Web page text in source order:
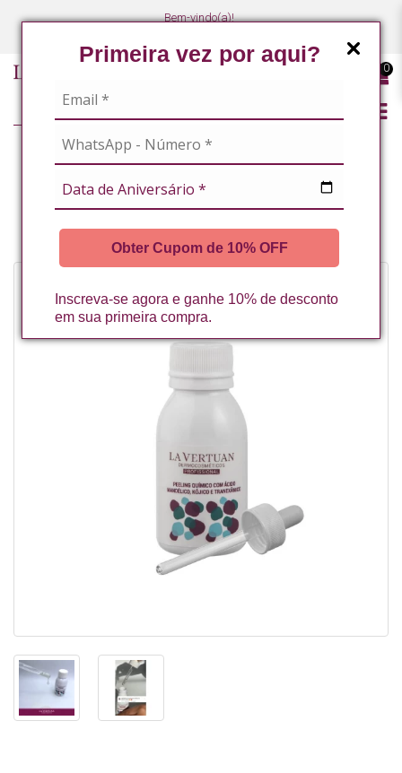
Primeira vez por aqui?
Obter Cupom de 10% OFF
Inscreva-se agora e ganhe 10% de desconto
em sua primeira compra.
Bem-vindo(a)!
0
60ML LA VERTUAN* (A)
-20%